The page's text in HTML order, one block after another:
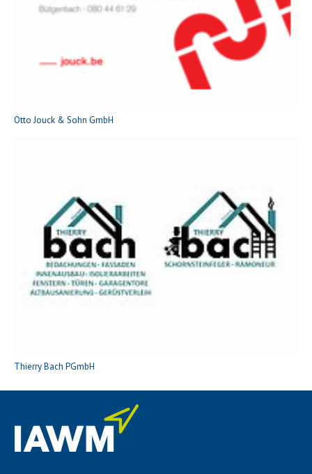
Otto Jouck & Sohn GmbH
Thierry Bach PGmbH